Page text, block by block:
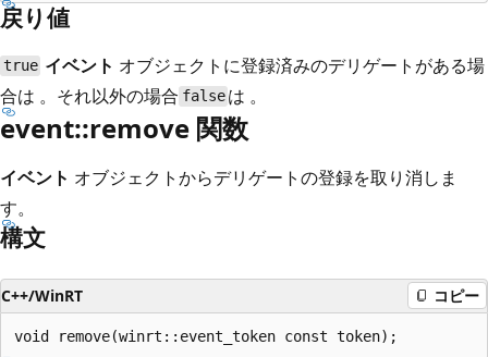
戻り値
true イベント オブジェクトに登録済みのデリゲートがある場
合は 。それ以外の場合 false は 。
event::remove 関数
イベント オブジェクトからデリゲートの登録を取り消しま
す。
構文
C++/WinRT コピー